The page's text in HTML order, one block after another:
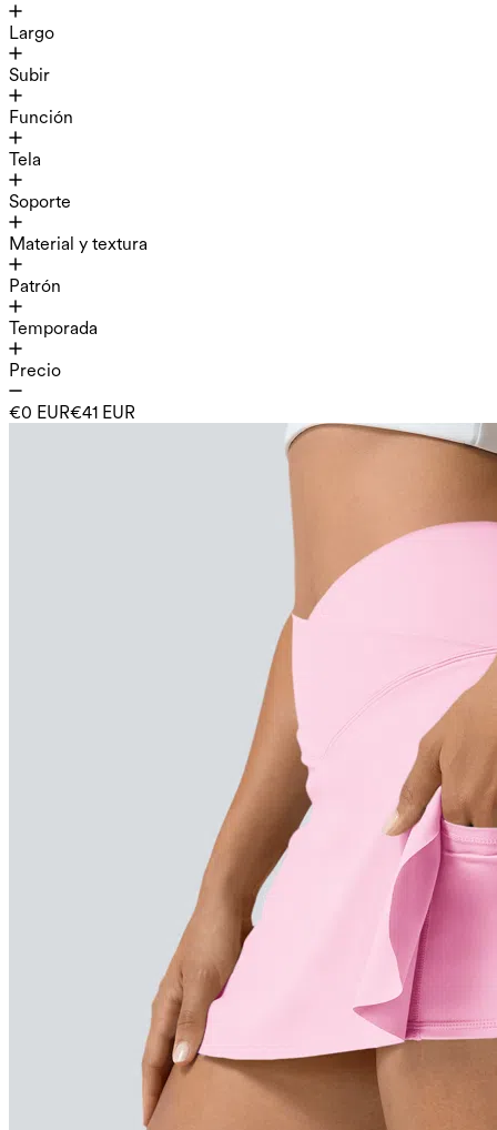
Largo
Subir
Función
Tela
Soporte
Material y textura
Patrón
Temporada
Precio
€0 EUR€41 EUR